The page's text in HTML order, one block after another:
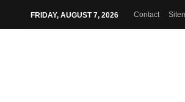
FRIDAY, AUGUST 7, 2026 Contact